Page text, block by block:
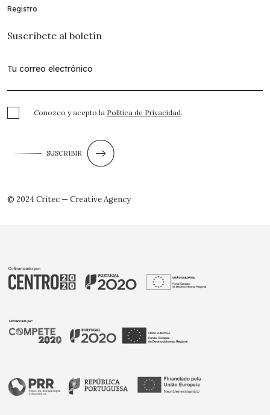
Registro
Suscríbete al boletín
Conozco y acepto la Política de Privacidad.
SUSCRIBIR
© 2024 Critec — Creative Agency